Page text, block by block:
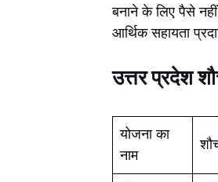
बनाने के लिए पैसे
आर्थिक सहायता
उत्तर प्रदेश
योजना का
नाम